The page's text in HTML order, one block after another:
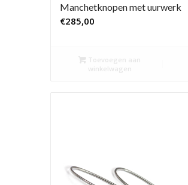
Manchetknopen met uurwerk
€285,00
Toevoegen aan
winkelwagen